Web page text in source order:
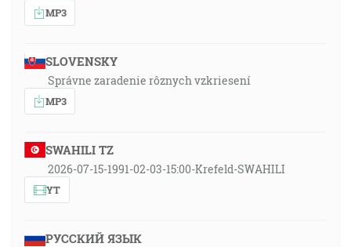
MP3
SLOVENSKY
Správne zaradenie rôznych vzkriesení
MP3
SWAHILI TZ
2026-07-15-1991-02-03-15:00-Krefeld-SWAHILI
YT
РУССКИЙ ЯЗЫК